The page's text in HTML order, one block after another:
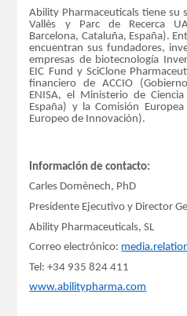
Ability Pharmaceuticals tiene su
Vallès y Parc de Recerca
Barcelona, Cataluña, España).
encuentran sus fundadores,
empresas de biotecnología
EIC Fund y SciClone
financiero de ACCIO
ENISA, el Ministerio de
España) y la Comisión
Europeo de Innovación).
Información de contacto:
Carles Domènech, PhD
Presidente Ejecutivo y Director
Ability Pharmaceuticals, SL
Correo electrónico:
Tel: +34 935 824 411
www.abilitypharma.com